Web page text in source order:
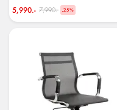
5,990.- 7,990.- -25%